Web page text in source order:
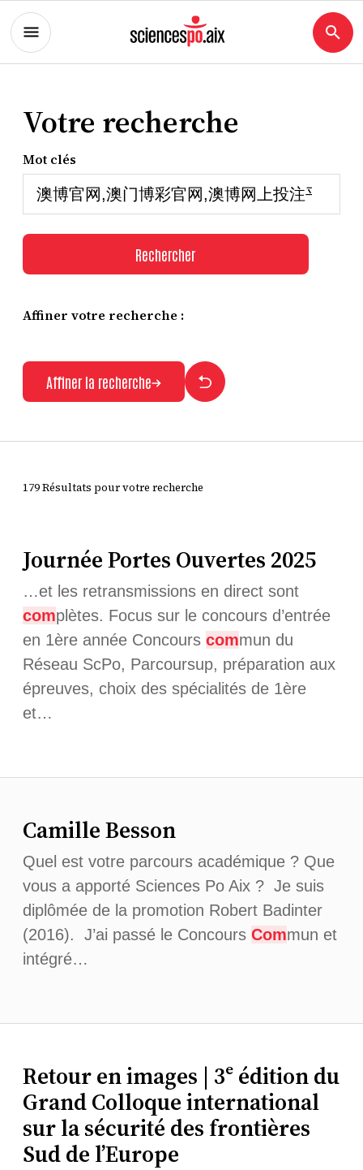
Votre recherche
Mot clés
Rechercher
Affiner votre recherche :
Affiner la recherche
179 Résultats pour votre recherche
Journée Portes Ouvertes 2025
…et les retransmissions en direct sont
complètes. Focus sur le concours d’entrée
en 1ère année Concours commun du
Réseau ScPo, Parcoursup, préparation aux
épreuves, choix des spécialités de 1ère
et…
Camille Besson
Quel est votre parcours académique ? Que
vous a apporté Sciences Po Aix ? Je suis
diplômée de la promotion Robert Badinter
(2016). J’ai passé le Concours Commun et
intégré…
Retour en images | 3ᵉ édition du
Grand Colloque international
sur la sécurité des frontières
Sud de l’Europe